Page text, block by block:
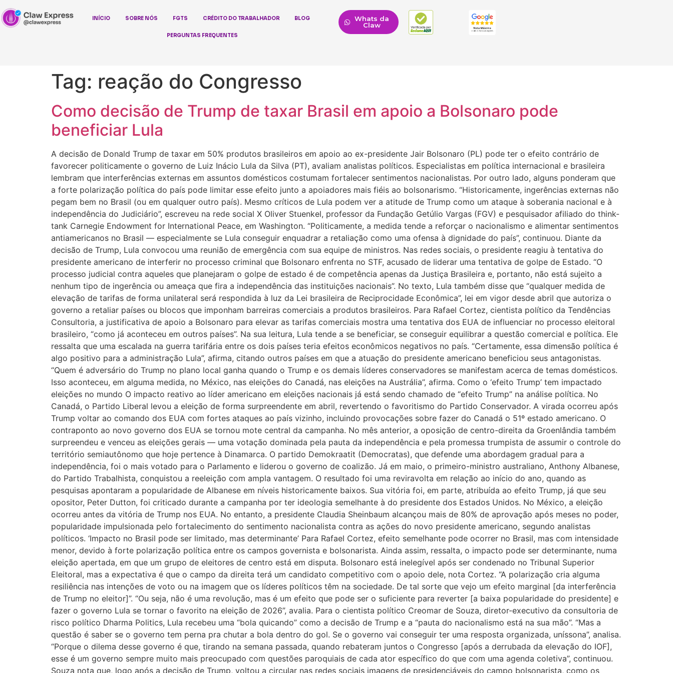
INÍCIO SOBRE NÓS FGTS CRÉDITO DO TRABALHADOR BLOG
PERGUNTAS FREQUENTES
Whats da
Claw
Tag: reação do Congresso
Como decisão de Trump de taxar Brasil em apoio a Bolsonaro pode
beneficiar Lula
A decisão de Donald Trump de taxar em 50% produtos brasileiros em apoio ao ex-presidente Jair Bolsonaro (PL) pode ter o efeito contrário de
favorecer politicamente o governo de Luiz Inácio Lula da Silva (PT), avaliam analistas políticos. Especialistas em política internacional e brasileira
lembram que interferências externas em assuntos domésticos costumam fortalecer sentimentos nacionalistas. Por outro lado, alguns ponderam que
a forte polarização política do país pode limitar esse efeito junto a apoiadores mais fiéis ao bolsonarismo. “Historicamente, ingerências externas não
pegam bem no Brasil (ou em qualquer outro país). Mesmo críticos de Lula podem ver a atitude de Trump como um ataque à soberania nacional e à
independência do Judiciário”, escreveu na rede social X Oliver Stuenkel, professor da Fundação Getúlio Vargas (FGV) e pesquisador afiliado do think-
tank Carnegie Endowment for International Peace, em Washington. “Politicamente, a medida tende a reforçar o nacionalismo e alimentar sentimentos
antiamericanos no Brasil — especialmente se Lula conseguir enquadrar a retaliação como uma ofensa à dignidade do país”, continuou. Diante da
decisão de Trump, Lula convocou uma reunião de emergência com sua equipe de ministros. Nas redes sociais, o presidente reagiu à tentativa do
presidente americano de interferir no processo criminal que Bolsonaro enfrenta no STF, acusado de liderar uma tentativa de golpe de Estado. “O
processo judicial contra aqueles que planejaram o golpe de estado é de competência apenas da Justiça Brasileira e, portanto, não está sujeito a
nenhum tipo de ingerência ou ameaça que fira a independência das instituições nacionais”. No texto, Lula também disse que “qualquer medida de
elevação de tarifas de forma unilateral será respondida à luz da Lei brasileira de Reciprocidade Econômica”, lei em vigor desde abril que autoriza o
governo a retaliar países ou blocos que imponham barreiras comerciais a produtos brasileiros. Para Rafael Cortez, cientista político da Tendências
Consultoria, a justificativa de apoio a Bolsonaro para elevar as tarifas comerciais mostra uma tentativa dos EUA de influenciar no processo eleitoral
brasileiro, “como já aconteceu em outros países”. Na sua leitura, Lula tende a se beneficiar, se conseguir equilibrar a questão comercial e política. Ele
ressalta que uma escalada na guerra tarifária entre os dois países teria efeitos econômicos negativos no país. “Certamente, essa dimensão política é
algo positivo para a administração Lula”, afirma, citando outros países em que a atuação do presidente americano beneficiou seus antagonistas.
“Quem é adversário do Trump no plano local ganha quando o Trump e os demais líderes conservadores se manifestam acerca de temas domésticos.
Isso aconteceu, em alguma medida, no México, nas eleições do Canadá, nas eleições na Austrália”, afirma. Como o ‘efeito Trump’ tem impactado
eleições no mundo O impacto reativo ao líder americano em eleições nacionais já está sendo chamado de “efeito Trump” na análise política. No
Canadá, o Partido Liberal levou a eleição de forma surpreendente em abril, revertendo o favoritismo do Partido Conservador. A virada ocorreu após
Trump voltar ao comando dos EUA com fortes ataques ao país vizinho, incluindo provocações sobre fazer do Canadá o 51º estado americano. O
contraponto ao novo governo dos EUA se tornou mote central da campanha. No mês anterior, a oposição de centro-direita da Groenlândia também
surpreendeu e venceu as eleições gerais — uma votação dominada pela pauta da independência e pela promessa trumpista de assumir o controle do
território semiautônomo que hoje pertence à Dinamarca. O partido Demokraatit (Democratas), que defende uma abordagem gradual para a
independência, foi o mais votado para o Parlamento e liderou o governo de coalizão. Já em maio, o primeiro-ministro australiano, Anthony Albanese,
do Partido Trabalhista, conquistou a reeleição com ampla vantagem. O resultado foi uma reviravolta em relação ao início do ano, quando as
pesquisas apontaram a popularidade de Albanese em níveis historicamente baixos. Sua vitória foi, em parte, atribuída ao efeito Trump, já que seu
opositor, Peter Dutton, foi criticado durante a campanha por ter ideologia semelhante à do presidente dos Estados Unidos. No México, a eleição
ocorreu antes da vitória de Trump nos EUA. No entanto, a presidente Claudia Sheinbaum alcançou mais de 80% de aprovação após meses no poder,
popularidade impulsionada pelo fortalecimento do sentimento nacionalista contra as ações do novo presidente americano, segundo analistas
políticos. ‘Impacto no Brasil pode ser limitado, mas determinante’ Para Rafael Cortez, efeito semelhante pode ocorrer no Brasil, mas com intensidade
menor, devido à forte polarização política entre os campos governista e bolsonarista. Ainda assim, ressalta, o impacto pode ser determinante, numa
eleição apertada, em que um grupo de eleitores de centro está em disputa. Bolsonaro está inelegível após ser condenado no Tribunal Superior
Eleitoral, mas a expectativa é que o campo da direita terá um candidato competitivo com o apoio dele, nota Cortez. “A polarização cria alguma
resiliência nas intenções de voto ou na imagem que os líderes políticos têm na sociedade. De tal sorte que vejo um efeito marginal [da interferência
de Trump no eleitor]”. “Ou seja, não é uma revolução, mas é um efeito que pode ser o suficiente para reverter [a baixa popularidade do presidente] e
fazer o governo Lula se tornar o favorito na eleição de 2026”, avalia. Para o cientista político Creomar de Souza, diretor-executivo da consultoria de
risco político Dharma Politics, Lula recebeu uma “bola quicando” como a decisão de Trump e a “pauta do nacionalismo está na sua mão”. “Mas a
questão é saber se o governo tem perna pra chutar a bola dentro do gol. Se o governo vai conseguir ter uma resposta organizada, uníssona”, analisa.
“Porque o dilema desse governo é que, tirando na semana passada, quando rebateram juntos o Congresso [após a derrubada da elevação do IOF],
esse é um governo sempre muito mais preocupado com questões paroquiais de cada ator específico do que com uma agenda coletiva”, continuou.
Souza nota que, logo após a decisão de Trump, voltou a circular nas redes sociais imagens de presidenciáveis do campo bolsonarista, como os